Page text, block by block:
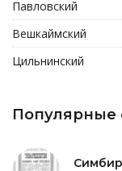
Павловский
Вешкаймский
Цильнинский
Популярные